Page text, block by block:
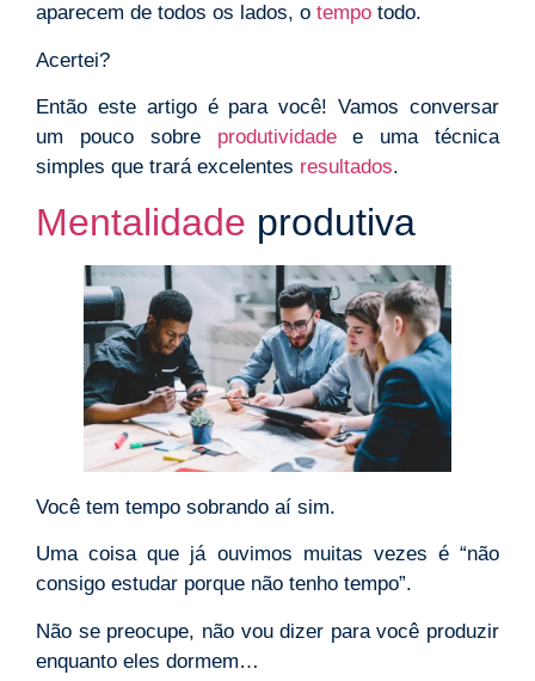
aparecem de todos os lados, o tempo todo.
Acertei?
Então este artigo é para você! Vamos conversar
um pouco sobre produtividadee uma técnica
simples que trará excelentes resultados.
Mentalidade produtiva
Você tem tempo sobrando aí sim.
Uma coisa que já ouvimos muitas vezes é “não
consigo estudar porque não tenho tempo”.
Não se preocupe, não vou dizer para você produzir
enquanto eles dormem…